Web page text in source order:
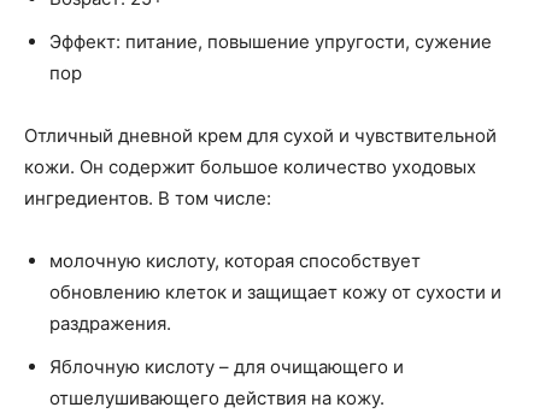
Эффект: питание, повышение упругости, сужение
пор
Отличный дневной крем для сухой и чувствительной
кожи. Он содержит большое количество уходовых
ингредиентов. В том числе:
молочную кислоту, которая способствует
обновлению клеток и защищает кожу от сухости и
раздражения.
Яблочную кислоту – для очищающего и
отшелушивающего действия на кожу.